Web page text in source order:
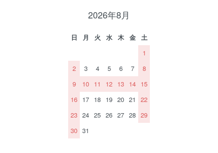
2026年8月
日 月 火 水 木 金
土
1
2
3 4 5 6 7
8
9
10 11 12 13 14 15
16 17 18 19 20 21
22
23 24 25 26 27 28 29
30 31